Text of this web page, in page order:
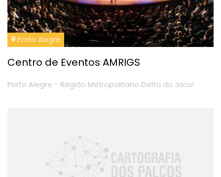
Porto Alegre
Centro de Eventos AMRIGS
Porto Alegre - Região Metropolitano Delta do Jacuí